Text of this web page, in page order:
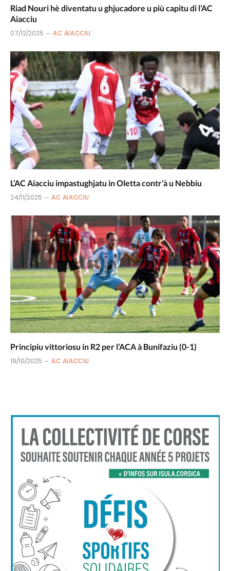
Riad Nouri hè diventatu u ghjucadore u più capitu di l’AC
Aiacciu
07/12/2025 AC AIACCIU
L’AC Aiacciu impastughjatu in Oletta contr’à u Nebbiu
24/11/2025 AC AIACCIU
Principiu vittoriosu in R2 per l’ACA à Bunifaziu (0-1)
19/10/2025 AC AIACCIU